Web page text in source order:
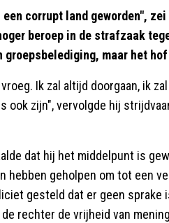
corrupt land geworden",
beroep in de strafzaak
groepsbelediging, maar het
Ik zal altijd doorgaan, ik
ook zijn", vervolgde hij
dat hij het middelpunt is
hebben geholpen om tot een
gesteld dat er geen
rechter de vrijheid van